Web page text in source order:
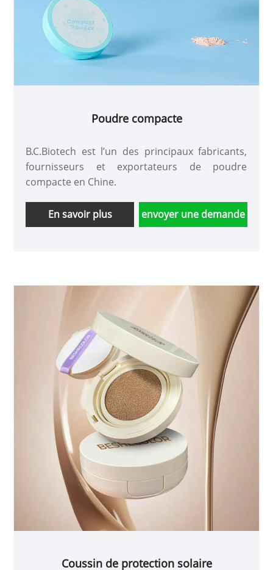
Poudre compacte
B.C.Biotech est l’un des principaux fabricants,
fournisseurs et exportateurs de poudre
compacte en Chine.
En savoir plus envoyer une demande
Coussin de protection solaire